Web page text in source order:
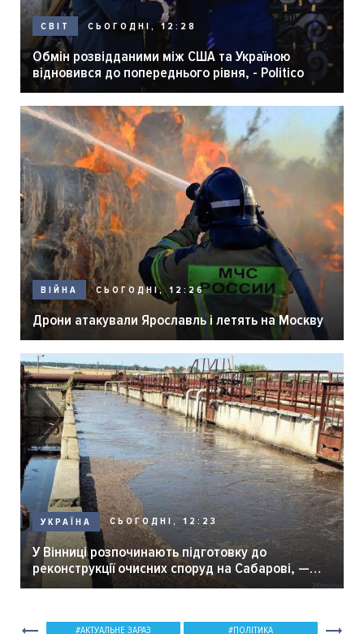
СВІТ СЬОГОДНІ, 12:28
Обмін розвідданими між США та Україною
відновився до попереднього рівня, - Politico
ВІЙНА СЬОГОДНІ, 12:26
Дрони атакували Ярославль і летять на Москву
УКРАЇНА СЬОГОДНІ, 12:23
У Вінниці розпочинають підготовку до
реконструкції очисних споруд на Сабарові, —
мер Вінниці.
АКТУАЛЬНЕ ЗАРАЗ ПОЛІТИКА